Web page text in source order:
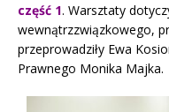
część 1. Warsztaty
wewnątrzzwiązkowego,
przeprowadziły Ewa
Prawnego Monika Majka.